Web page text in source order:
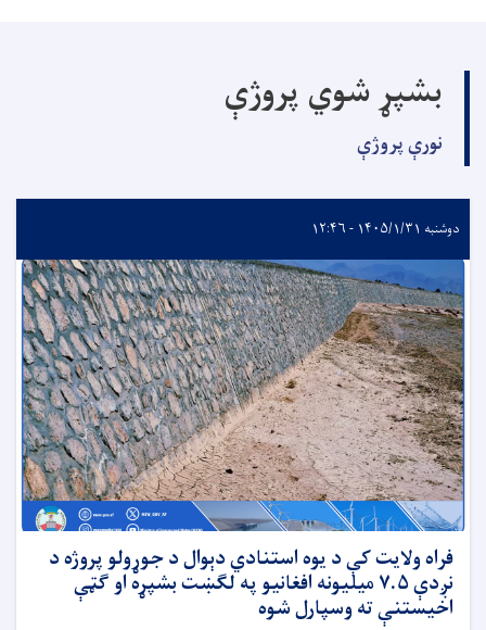
بشپړ شوي پروژې
نورې پروژې
دوشنبه ۱۴۰۵/۱/۳۱ - ۱۲:۴۶
فراه ولایت کې د یوه استنادي دېوال د جوړولو پروژه د
نږدې ۷.۵ میلیونه افغانیو په لګښت بشپړه او ګټې
اخیستنې ته وسپارل شوه